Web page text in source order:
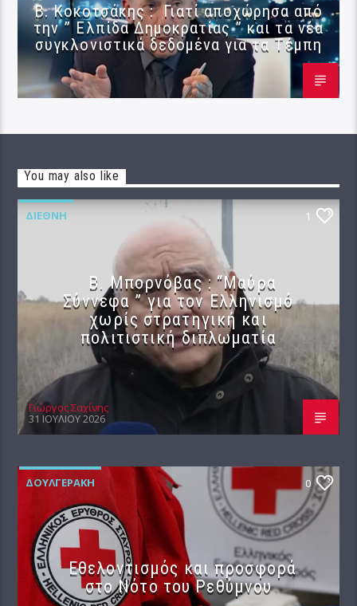
Β. Κοκοτσάκης : Γιατί αποχώρησα από
την ” Ελπίδα Δημοκρατίας ” και τα νέα
συγκλονιστικά δεδομένα για τα Τέμπη
You may also like
ΔΙΕΘΝΉ 1
B. Μπορνόβας : “Μαύρα
Σύννεφα ” για τον Ελληνισμό
χωρίς στρατηγική και
πολιτιστική διπλωματία
Γιώργος Σαχίνης
31 ΙΟΥΛΊΟΥ 2026
ΔΟΥΛΓΕΡΆΚΗ 0
Εθελοντισμός και προσφορά
στο Νότο του Ρεθύμνου